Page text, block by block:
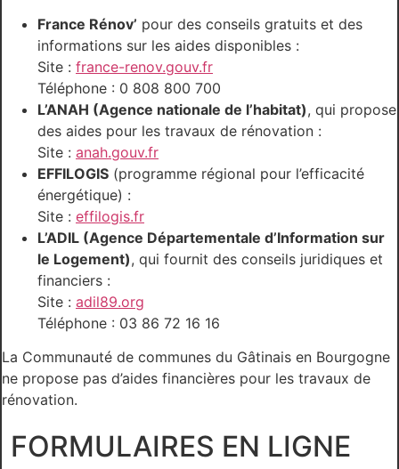
France Rénov’ pour des conseils gratuits et des
informations sur les aides disponibles :
Site : france-renov.gouv.fr
Téléphone : 0 808 800 700
L’ANAH (Agence nationale de l’habitat), qui propose
des aides pour les travaux de rénovation :
Site : anah.gouv.fr
EFFILOGIS (programme régional pour l’efficacité
énergétique) :
Site : effilogis.fr
L’ADIL (Agence Départementale d’Information sur
le Logement), qui fournit des conseils juridiques et
financiers :
Site : adil89.org
Téléphone : 03 86 72 16 16
La Communauté de communes du Gâtinais en Bourgogne
ne propose pas d’aides financières pour les travaux de
rénovation.
FORMULAIRES EN LIGNE